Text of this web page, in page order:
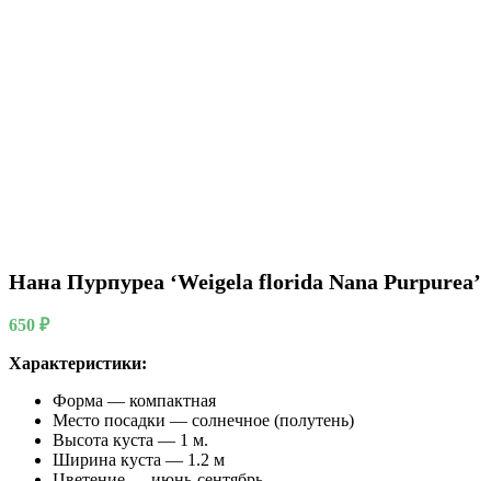
Нана Пурпуреа ‘Weigela florida Nana Purpurea’
650 ₽
Характеристики:
Форма — компактная
Место посадки — солнечное (полутень)
Высота куста — 1 м.
Ширина куста — 1.2 м